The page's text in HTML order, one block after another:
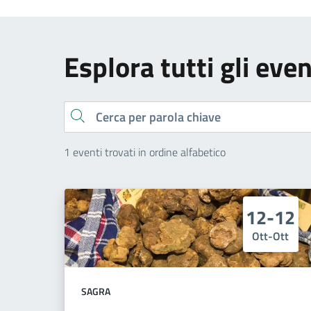
Esplora tutti gli
Cerca
1 eventi trovati in ordine alfabetico
12-12
Ott-Ott
SAGRA